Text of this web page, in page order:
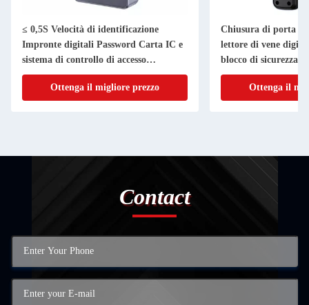
≤ 0,5S Velocità di identificazione
Impronte digitali Password Carta IC e
sistema di controllo di accesso
intelligente APP
Ottenga il migliore prezzo
Chiusura di porta
lettore di vene
blocco di sicurezza
Ottenga il
Contact